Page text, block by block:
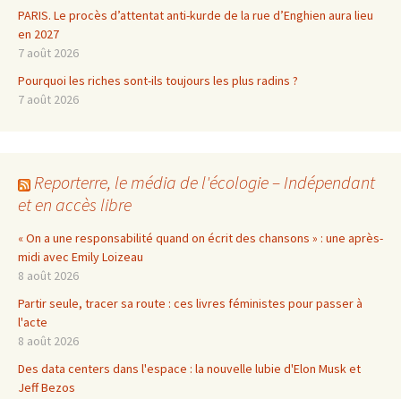
PARIS. Le procès d’attentat anti-kurde de la rue d’Enghien aura lieu
en 2027
7 août 2026
Pourquoi les riches sont-ils toujours les plus radins ?
7 août 2026
Reporterre, le média de l'écologie – Indépendant
et en accès libre
« On a une responsabilité quand on écrit des chansons » : une après-
midi avec Emily Loizeau
8 août 2026
Partir seule, tracer sa route : ces livres féministes pour passer à
l'acte
8 août 2026
Des data centers dans l'espace : la nouvelle lubie d'Elon Musk et
Jeff Bezos